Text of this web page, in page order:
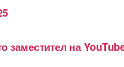
заместител на